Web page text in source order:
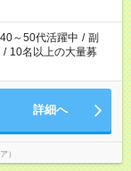
40～50代活躍中 / 副
/ 10名以上の大量募
詳細へ
）